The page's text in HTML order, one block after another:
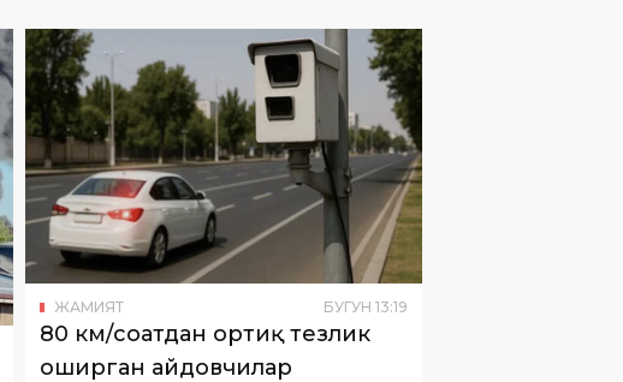
ЖАМИЯТ БУГУН 13:19
80 км/соатдан ортиқ тезлик
оширган ҳайдовчилар